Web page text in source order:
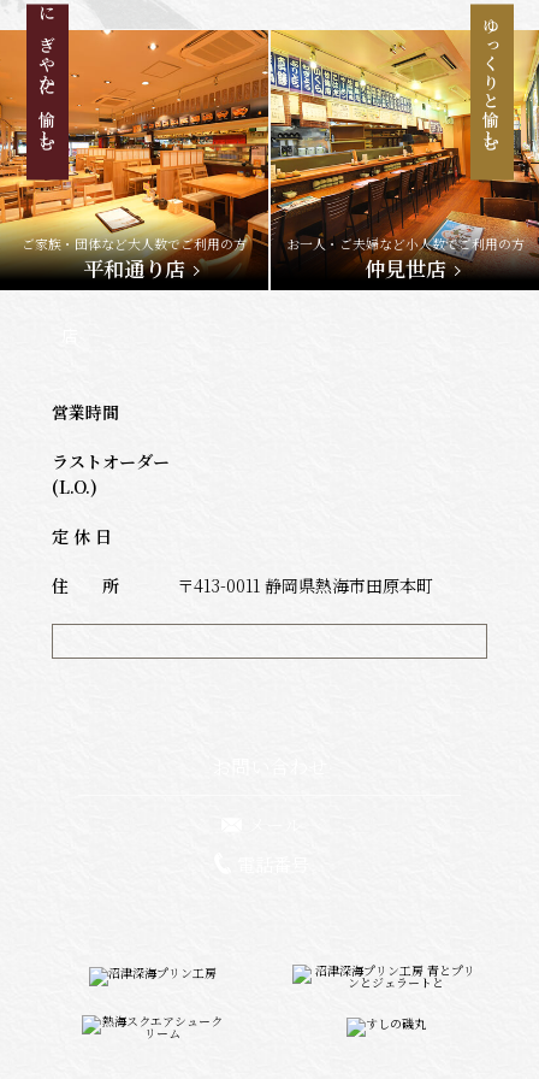
ご家族・団体など大人数でご利用の方
平和通り店
にぎやかに愉しむ
お一人・ご夫婦など小人数でご利用の方
仲見世店
ゆっくりと愉しむ
営業時間
ラストオーダー
(L.O.)
定 休 日
住 所 〒413-0011 静岡県熱海市田原本町